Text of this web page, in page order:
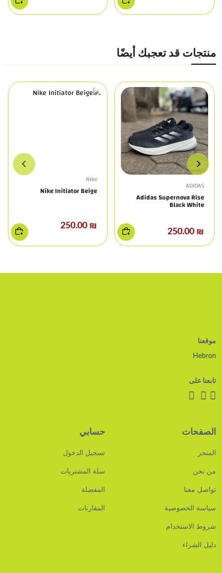
منتجات قد تعجبك أيضًا
ADIDAS
Adidas Supernova Rise
Black White
₪ 250.00
Nike
Nike Initiator Beige
₪ 250.00
موقعنا
Hebron
تابعنا على
الصفحات
المتجر
من نحن
تواصل معنا
سياسة الخصوصية
شروط الاستخدام
دليل الشراء
حسابي
تسجيل الدخول
سلة المشتريات
المفضلة
المقارنات